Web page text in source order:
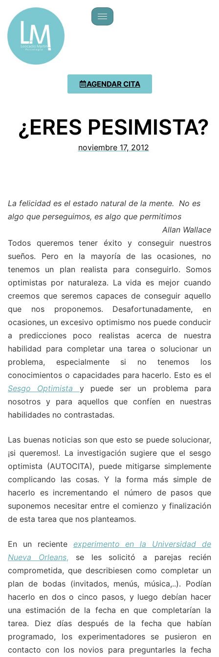
AGENDAR CITA
¿ERES PESIMISTA?
noviembre 17, 2012
La felicidad es el estado natural de la mente. No es
algo que perseguimos, es algo que permitimos
Allan Wallace
Todos queremos tener éxito y conseguir nuestros
sueños. Pero en la mayoría de las ocasiones, no
tenemos un plan realista para conseguirlo. Somos
optimistas por naturaleza. La vida es mejor cuando
creemos que seremos capaces de conseguir aquello
que nos proponemos. Desafortunadamente, en
ocasiones, un excesivo optimismo nos puede conducir
a predicciones poco realistas acerca de nuestra
habilidad para completar una tarea o solucionar un
problema, especialmente si no tenemos los
conocimientos o capacidades para hacerlo. Esto es el
Sesgo Optimista
y puede ser un problema para
nosotros y para aquellos que confíen en nuestras
habilidades no contrastadas.
Las buenas noticias son que esto se puede solucionar,
¡si queremos!. La investigación sugiere que el sesgo
optimista (AUTOCITA), puede mitigarse simplemente
complicando las cosas. Y la forma más simple de
hacerlo es incrementando el número de pasos que
suponemos necesitar entre el comienzo y finalización
de esta tarea que nos planteamos.
En un reciente experimento en la Universidad de
Nueva Orleans, se les solicitó a parejas recién
comprometida, que describiesen como completar un
plan de bodas (invitados, menús, música,..). Podían
hacerlo en dos o cinco pasos, y luego debían hacer
una estimación de la fecha en que completarían la
tarea. Diez días después de la fecha que habían
programado, los experimentadores se pusieron en
contacto con los novios para preguntarles la fecha